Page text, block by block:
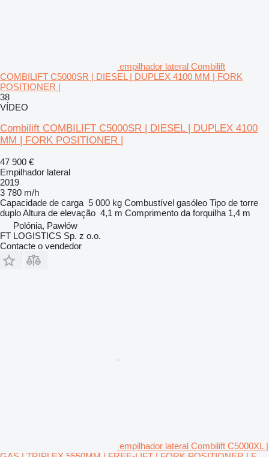
empilhador lateral Combilift
COMBILIFT C5000SR | DIESEL | DUPLEX 4100 MM | FORK
POSITIONER |
38
VÍDEO
Combilift COMBILIFT C5000SR | DIESEL | DUPLEX 4100
MM | FORK POSITIONER |
47 900 €
Empilhador lateral
2019
3 780 m/h
Capacidade de carga 5 000 kg Combustível gasóleo Tipo de torre
duploAltura de elevação 4,1 m Comprimento da forquilha 1,4 m
Polónia, Pawłów
FT LOGISTICS Sp. z o.o.
Contacte o vendedor
empilhador lateral Combilift C5000XL |